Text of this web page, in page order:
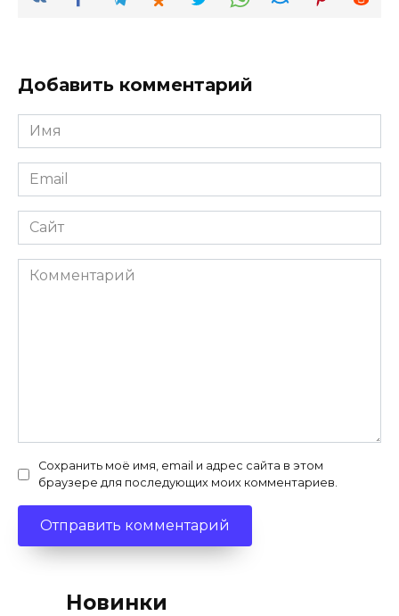
Добавить комментарий
Имя
*
Email
*
Сайт
Комментарий
Сохранить моё имя, email и адрес сайта в этом
браузере для последующих моих комментариев.
Новинки